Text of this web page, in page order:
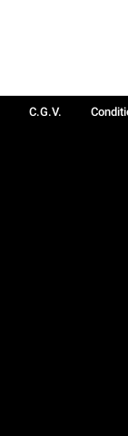
C.G.V.